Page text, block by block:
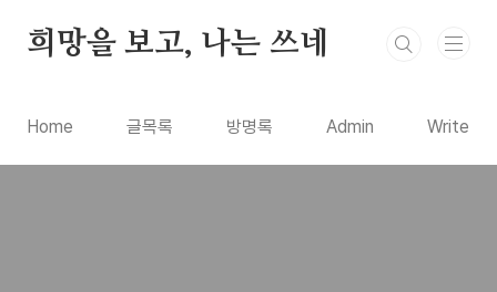
희망을 보고, 나는 쓰네
Home 글목록 방명록 Admin Write